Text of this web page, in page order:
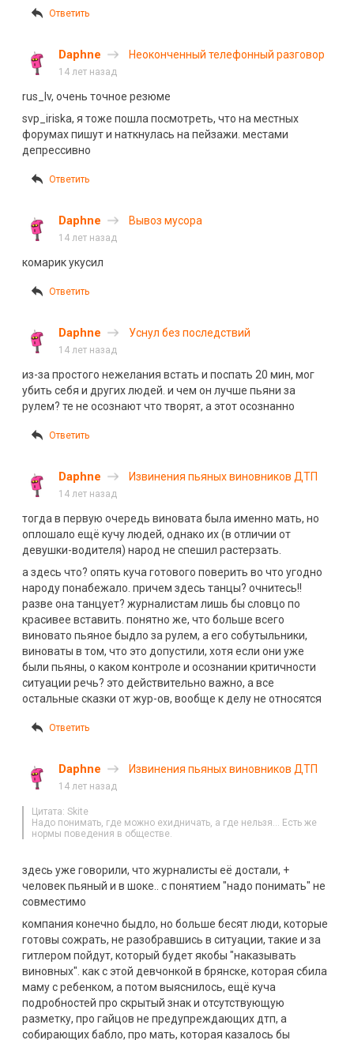
Ответить
Daphne Неоконченный телефонный разговор
14 лет назад
rus_lv, очень точное резюме
svp_iriska, я тоже пошла посмотреть, что на местных
форумах пишут и наткнулась на пейзажи. местами
депрессивно
Ответить
Daphne Вывоз мусора
14 лет назад
комарик укусил
Ответить
Daphne Уснул без последствий
14 лет назад
из-за простого нежелания встать и поспать 20 мин, мог
убить себя и других людей. и чем он лучше пьяни за
рулем? те не осознают что творят, а этот осознанно
Ответить
Daphne Извинения пьяных виновников ДТП
14 лет назад
тогда в первую очередь виновата была именно мать, но
оплошало ещё кучу людей, однако их (в отличии от
девушки-водителя) народ не спешил растерзать.
а здесь что? опять куча готового поверить во что угодно
народу понабежало. причем здесь танцы? очнитесь!!
разве она танцует? журналистам лишь бы словцо по
красивее вставить. понятно же, что больше всего
виновато пьяное быдло за рулем, а его собутыльники,
виноваты в том, что это допустили, хотя если они уже
были пьяны, о каком контроле и осознании критичности
ситуации речь? это действительно важно, а все
остальные сказки от жур-ов, вообще к делу не относятся
Ответить
Daphne Извинения пьяных виновников ДТП
14 лет назад
Цитата: Skite
Надо понимать, где можно ехидничать, а где нельзя… Есть же
нормы поведения в обществе.
здесь уже говорили, что журналисты её достали, +
человек пьяный и в шоке.. с понятием "надо понимать" не
совместимо
компания конечно быдло, но больше бесят люди, которые
готовы сожрать, не разобравшись в ситуации, такие и за
гитлером пойдут, который будет якобы "наказывать
виновных". как с этой девчонкой в брянске, которая сбила
маму с ребенком, а потом выяснилось, ещё куча
подробностей про скрытый знак и отсутствующую
разметку, про гайцов не предупреждающих дтп, а
собирающих бабло, про мать, которая казалось бы